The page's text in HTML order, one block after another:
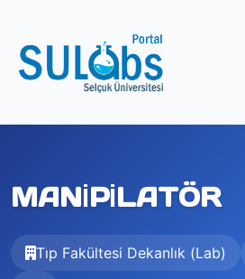
MANİPİLATÖR
Tıp Fakültesi Dekanlık (Lab)